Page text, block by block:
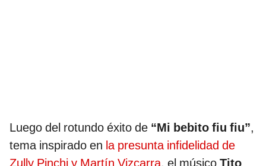
Luego del rotundo éxito de “Mi bebito fiu fiu”,
tema inspirado en la presunta infidelidad de
Zully Pinchi y Martín Vizcarra, el músico Tito